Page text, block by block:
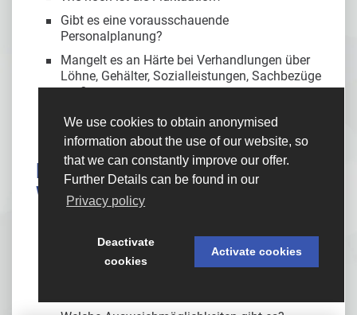
We use cookies to obtain anonymised
information about the use of our website, so
that we can constantly improve our offer.
Further Details can be found in our
Privacy policy
Deactivate
cookies
Activate cookies
Gibt es eine vorausschauende
Personalplanung?
Mangelt es an Härte bei Verhandlungen über
Löhne, Gehälter, Sozialleistungen, Sachbezüge
etc.?
Wird bei leistungsfähigen Mitarbeitern
unsachgemäß gespart?
Beschaffung (Energie und
Wasser)
fertigungstechnisch von Bedeutung?
Kann der übliche Wasserzufluss unterbrochen